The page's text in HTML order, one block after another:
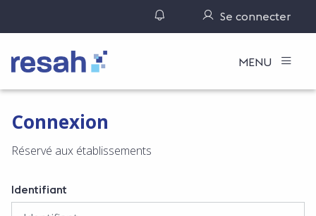
Gérer ses notifications
Se connecter
Logo Resah MENU
Connexion
Réservé aux établissements
Identifiant